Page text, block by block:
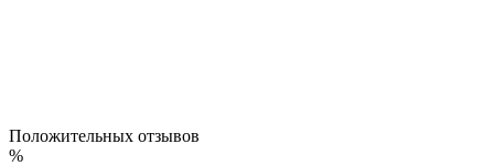
Положительных отзывов
%